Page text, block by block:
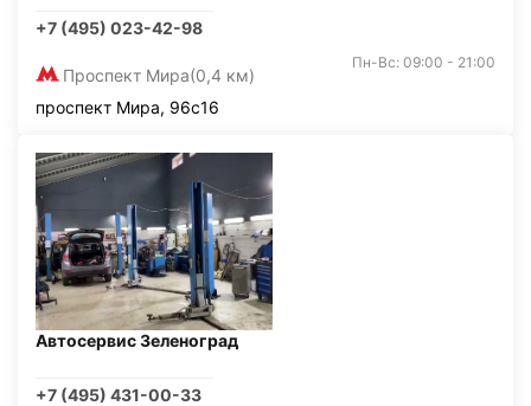
+7 (495) 023-42-98
Проспект Мира(0,4 км)
Пн-Вс: 09:00 - 21:00
проспект Мира, 96с16
Автосервис Зеленоград
+7 (495) 431-00-33